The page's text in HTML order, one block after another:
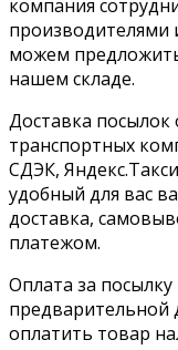
компания
можем
нашем складе.
Доставка
транспортных
СДЭК,
удобный для вас
доставка,
платежом.
Оплата за
предварительной
оплатить товар